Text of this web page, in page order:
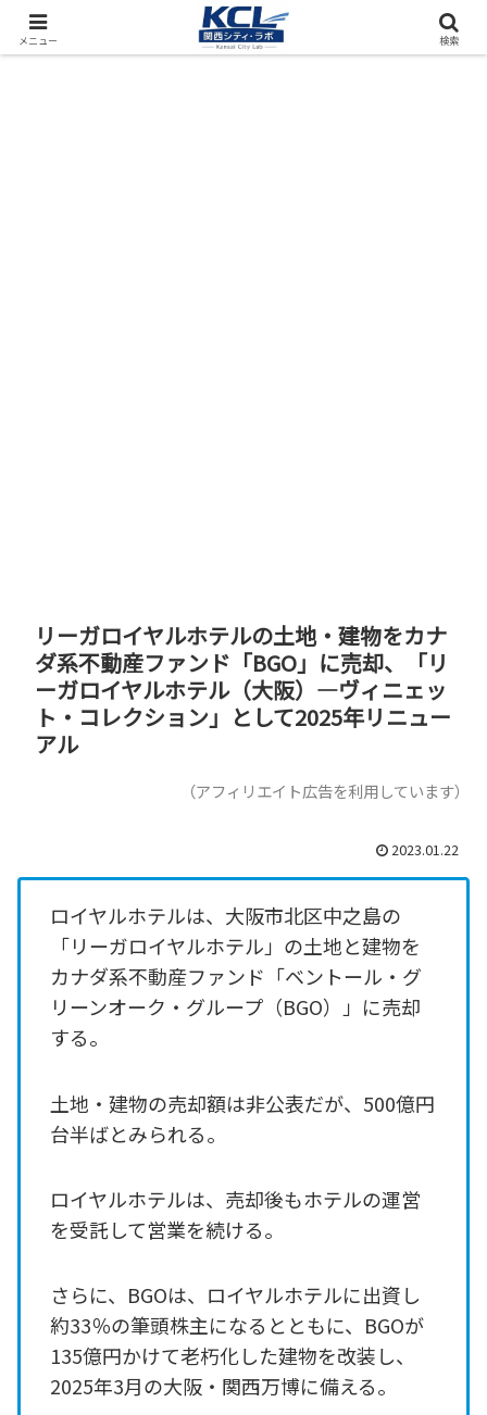
都市再開発をフィールド調査（累計アクセス数4000万PV）
リーガロイヤルホテルの土地・建物をカナ
ダ系不動産ファンド「BGO」に売却、「リ
ーガロイヤルホテル（大阪）―ヴィニェッ
ト・コレクション」として2025年リニュー
アル
（アフィリエイト広告を利用しています）
2023.01.22
ロイヤルホテルは、大阪市北区中之島の
「リーガロイヤルホテル」の土地と建物を
カナダ系不動産ファンド「ベントール・グ
リーンオーク・グループ（BGO）」に売却
する。
土地・建物の売却額は非公表だが、500億円
台半ばとみられる。
ロイヤルホテルは、売却後もホテルの運営
を受託して営業を続ける。
さらに、BGOは、ロイヤルホテルに出資し
約33％の筆頭株主になるとともに、BGOが
135億円かけて老朽化した建物を改装し、
2025年3月の大阪・関西万博に備える。
メニュー 検索